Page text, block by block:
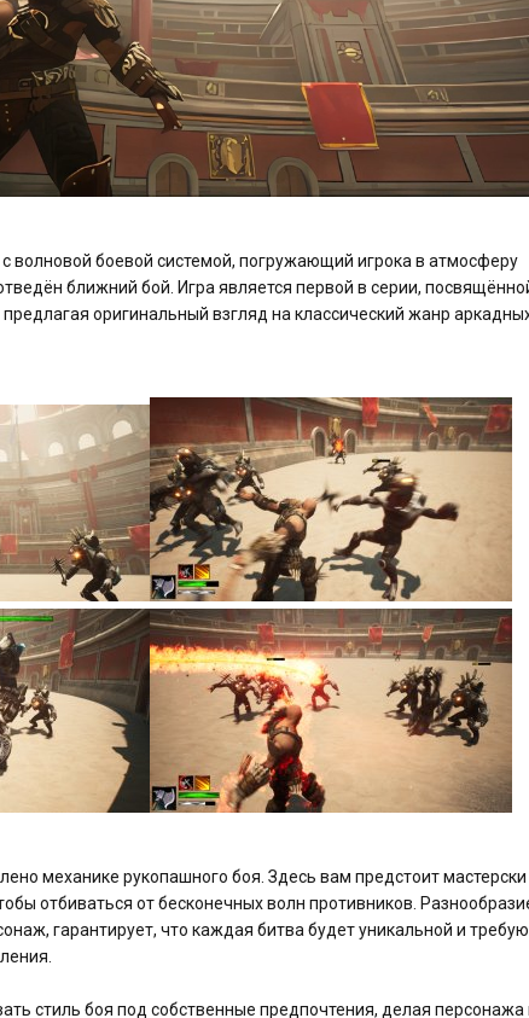
волновой боевой системой, погружающий игрока в атмосферу
ближний бой. Игра является первой в серии,
оригинальный взгляд на классический жанр
механике рукопашного боя. Здесь вам предстоит мастерски
отбиваться от бесконечных волн противников.
гарантирует, что каждая битва будет уникальной и
стиль боя под собственные предпочтения, делая персонажа